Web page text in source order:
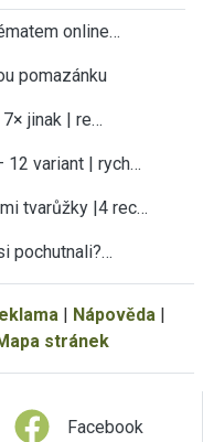
online…
pomazánku
jinak | re…
12 variant | rych…
tvarůžky |4 rec…
pochutnali?…
| Nápověda |
stránek
Facebook